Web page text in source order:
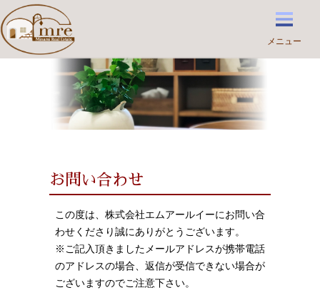
メニュー
住まいと暮らしのコーディネーター
株式会社エムアールイー
お問い合わせ
この度は、株式会社エムアールイーにお問い合
わせくださり誠にありがとうございます。
※ご記入頂きましたメールアドレスが携帯電話
のアドレスの場合、返信が受信できない場合が
ございますのでご注意下さい。